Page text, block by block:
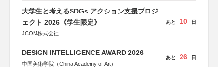
大学生と考えるSDGs アクション支援プロジ
ェクト 2026《学生限定》
JCOM株式会社
あと 10 日
DESIGN INTELLIGENCE AWARD 2026
中国美術学院（China Academy of Art）
あと 26 日